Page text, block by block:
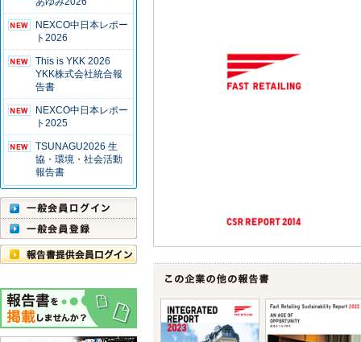
NEXCO中日本レポー
ト2026
This is YKK 2026
YKK株式会社統合報
告書
NEXCO中日本レポー
ト2025
TSUNAGU2026 生
協・環境・社会活動
報告書